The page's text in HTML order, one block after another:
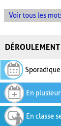
Voir tous les
En
En classe